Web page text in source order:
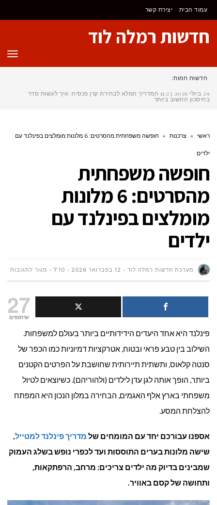
לתוכן
עמוד הבית יצירת קשר
חדשות רמלה לוד
חדשות חמות:
29 ביולי 2026
11:23 המדריך המלא לבחירת קרן פנסיה: איך לעשות סדר
בחיסכון החשוב ביותר שלך?
ראשי » צרכנות » חופשה משפחתית מהסרטים: 6 מלונות מומלצים בפינלנד עם
ילדים
חופשה משפחתית
מהסרטים: 6 מלונות
מומלצים בפינלנד עם
ילדים
מערכת חדשות רמלה לוד 12 בפברואר 2026 7:10 סגור לתגובותעל
27
שיתופים
פינלנד היא אחד היעדים הידידותיים ביותר בעולם למשפחות.
השילוב בין טבע פראי ובטוח, אטרקציות דמיוניות כמו הכפר של
סנטה קלאוס, ותשתית תיירותית שחושבת על הפרטים הקטנים
ביותר, הופך אותה לגן עדן לילדים (ולהוריהם). כשיוצאים לטיול
משפחתי בארץ אלף האגמים, הבחירה במלון הנכון היא המפתח
להצלחת המסע.
אספנו עבורכם יחד עם המומחים של מדריך פינלנד למטייל,
שישה מלונות בערים התוססות ועד לכפרי נופש בשלג העמוק
שמבינים בדיוק מה ילדים צריכים: מרחב, הרפתקאות,
ותחושה של קסם באוויר.